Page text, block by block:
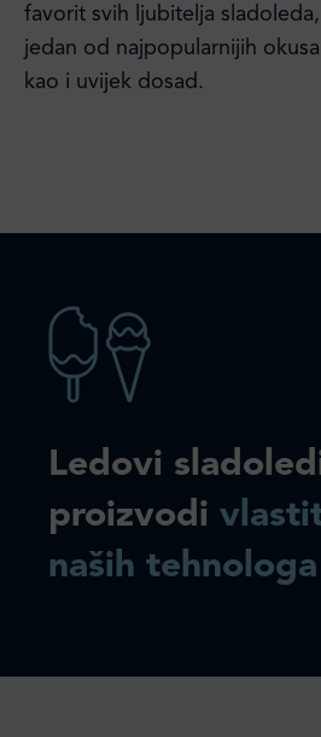
favorit svih ljubitelja
jedan od najpopularnijih
kao i uvijek dosad.
Ledovi
proizvodi
naših tehnologa